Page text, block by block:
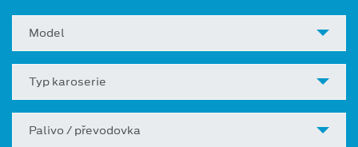
Model
Typ karoserie
Palivo / převodovka